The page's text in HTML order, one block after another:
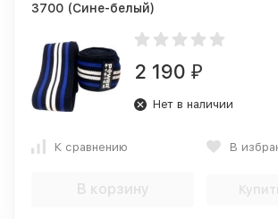
3700 (Сине-белый)
2 190 ₽
Нет в наличии
К сравнению В
В корзину